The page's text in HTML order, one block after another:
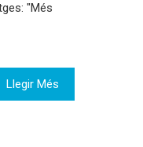
"Més
Llegir Més